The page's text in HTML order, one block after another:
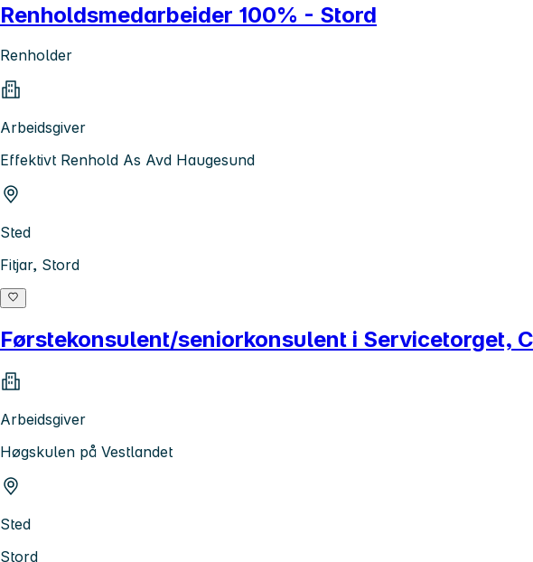
Renholdsmedarbeider 100% - Stord
Renholder
Arbeidsgiver
Effektivt Renhold As Avd Haugesund
Sted
Fitjar, Stord
Førstekonsulent/seniorkonsulent i Servicetorget,
Arbeidsgiver
Høgskulen på Vestlandet
Sted
Stord